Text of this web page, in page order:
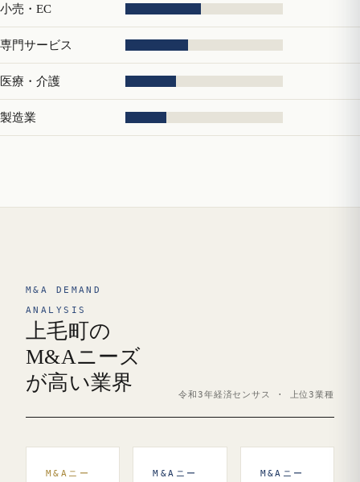
小売・EC
専門サービス
医療・介護
製造業
M&A DEMAND
ANALYSIS
上毛町の
M&Aニーズ
が高い業界
令和3年経済センサス · 上位3業種
M&Aニー
M&Aニー
M&Aニー